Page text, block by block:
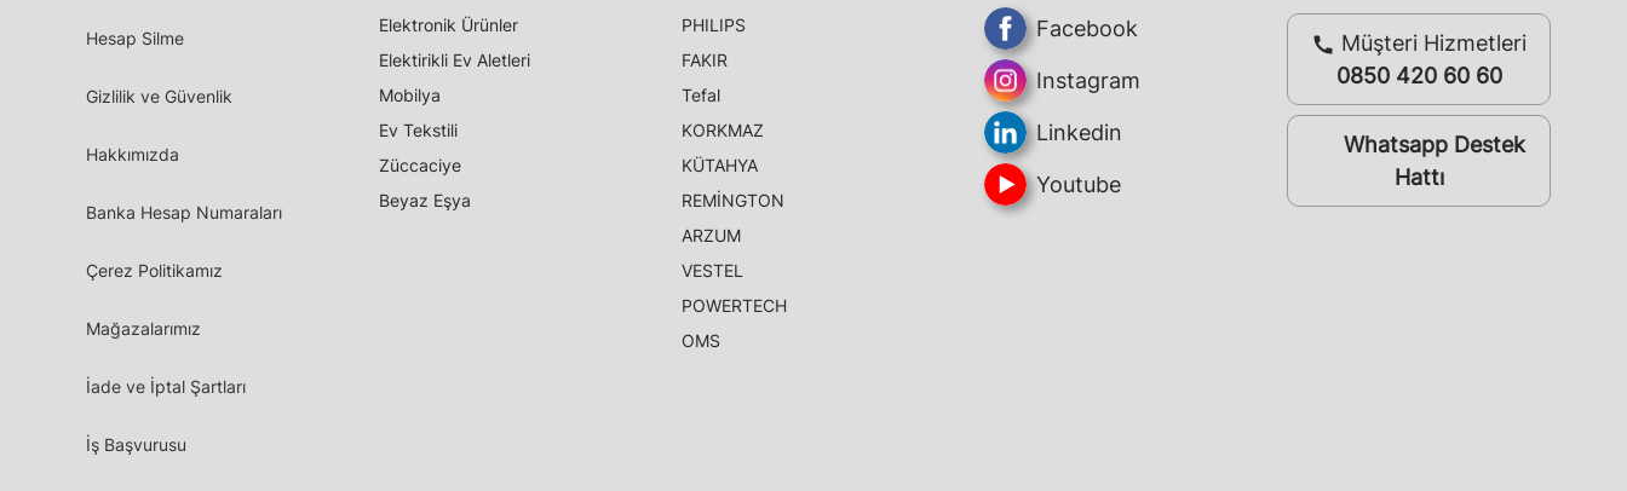
Hesap Silme
Gizlilik ve Güvenlik
Hakkımızda
Banka Hesap Numaraları
Çerez Politikamız
Mağazalarımız
İade ve İptal Şartları
İş Başvurusu
Elektronik Ürünler
Elektirikli Ev Aletleri
Mobilya
Ev Tekstili
Züccaciye
Beyaz Eşya
PHILIPS
FAKIR
Tefal
KORKMAZ
KÜTAHYA
REMİNGTON
ARZUM
VESTEL
POWERTECH
OMS
Facebook
Instagram
Linkedin
Youtube
call Müşteri Hizmetleri
0850 420 60 60
whatsappWhatsapp Destek
Hattı